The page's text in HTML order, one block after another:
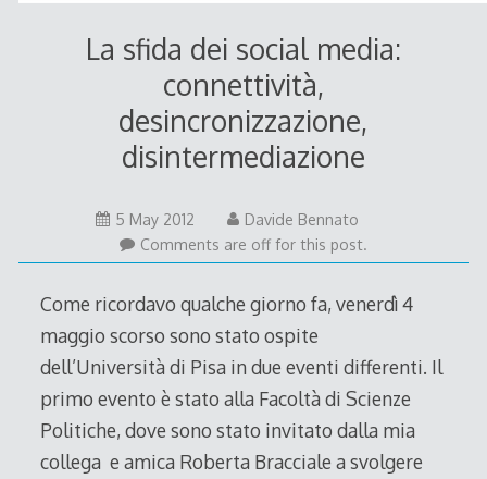
La sfida dei social media:
connettività,
desincronizzazione,
disintermediazione
5 May 2012
Davide Bennato
Comments are off for this post.
Come ricordavo qualche giorno fa, venerdì 4
maggio scorso sono stato ospite
dell’Università di Pisa in due eventi differenti. Il
primo evento è stato alla Facoltà di Scienze
Politiche, dove sono stato invitato dalla mia
collega e amica Roberta Bracciale a svolgere